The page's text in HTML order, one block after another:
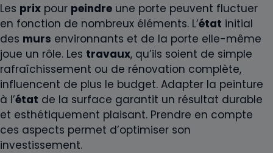
Les prix pour peindre une porte peuvent fluctuer
en fonction de nombreux éléments. L’état initial
des murs environnants et de la porte elle-même
joue un rôle. Les travaux, qu’ils soient de simple
rafraîchissement ou de rénovation complète,
influencent de plus le budget. Adapter la peinture
à l’état de la surface garantit un résultat durable
et esthétiquement plaisant. Prendre en compte
ces aspects permet d’optimiser son
investissement.